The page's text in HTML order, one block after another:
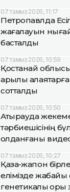
07 тамыз 2026, 11:17
Петропавлда
жағалауын
басталды
07 тамыз 2026, 10:59
Қостанай
арқылы
сотталды
07 тамыз 2026, 10:50
Атырауда
тәрбиешісінің
қолданғаны
07 тамыз 2026, 10:27
Қазақ-жапон
елімізде жабайы
генетикалық